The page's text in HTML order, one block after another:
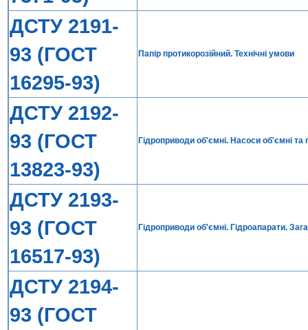
ДСТУ 2191-
93 (ГОСТ
16295-93)
Папір протикорозійний. Технічні умови
ДСТУ 2192-
93 (ГОСТ
13823-93)
Гідроприводи об'ємні. Насоси об'ємні та
ДСТУ 2193-
93 (ГОСТ
16517-93)
Гідроприводи об'ємні. Гідроапарати.
ДСТУ 2194-
93 (ГОСТ